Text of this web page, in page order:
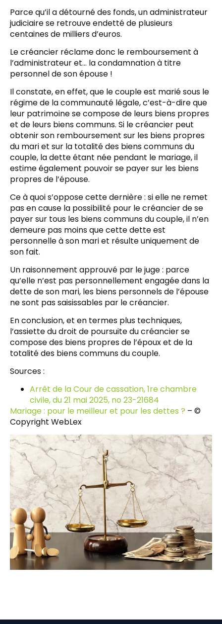
Parce qu’il a détourné des fonds, un administrateur
judiciaire se retrouve endetté de plusieurs
centaines de milliers d’euros.
Le créancier réclame donc le remboursement à
l’administrateur et… la condamnation à titre
personnel de son épouse !
Il constate, en effet, que le couple est marié sous le
régime de la communauté légale, c’est-à-dire que
leur patrimoine se compose de leurs biens propres
et de leurs biens communs. Si le créancier peut
obtenir son remboursement sur les biens propres
du mari et sur la totalité des biens communs du
couple, la dette étant née pendant le mariage, il
estime également pouvoir se payer sur les biens
propres de l’épouse.
Ce à quoi s’oppose cette dernière : si elle ne remet
pas en cause la possibilité pour le créancier de se
payer sur tous les biens communs du couple, il n’en
demeure pas moins que cette dette est
personnelle à son mari et résulte uniquement de
son fait.
Un raisonnement approuvé par le juge : parce
qu’elle n’est pas personnellement engagée dans la
dette de son mari, les biens personnels de l’épouse
ne sont pas saisissables par le créancier.
En conclusion, et en termes plus techniques,
l’assiette du droit de poursuite du créancier se
compose des biens propres de l’époux et de la
totalité des biens communs du couple.
Sources :
Arrêt de la Cour de cassation, 1re chambre
civile, du 21 mai 2025, no 23-21684
Mariage : pour le meilleur et pour les dettes ? – ©
Copyright WebLex